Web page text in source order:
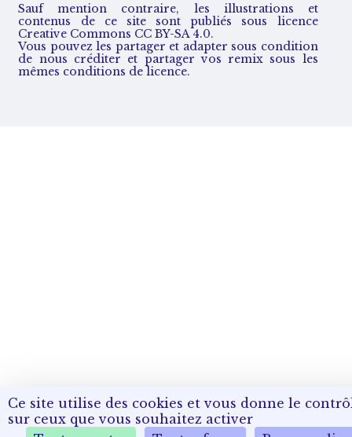
Sauf mention contraire, les illustrations et
contenus de ce site sont publiés sous licence
Creative Commons CC BY-SA 4.0.
Vous pouvez les partager et adapter sous condition
de nous créditer et partager vos remix sous les
mêmes conditions de licence.
Ce site utilise des cookies et vous donne le
sur ceux que vous souhaitez activer